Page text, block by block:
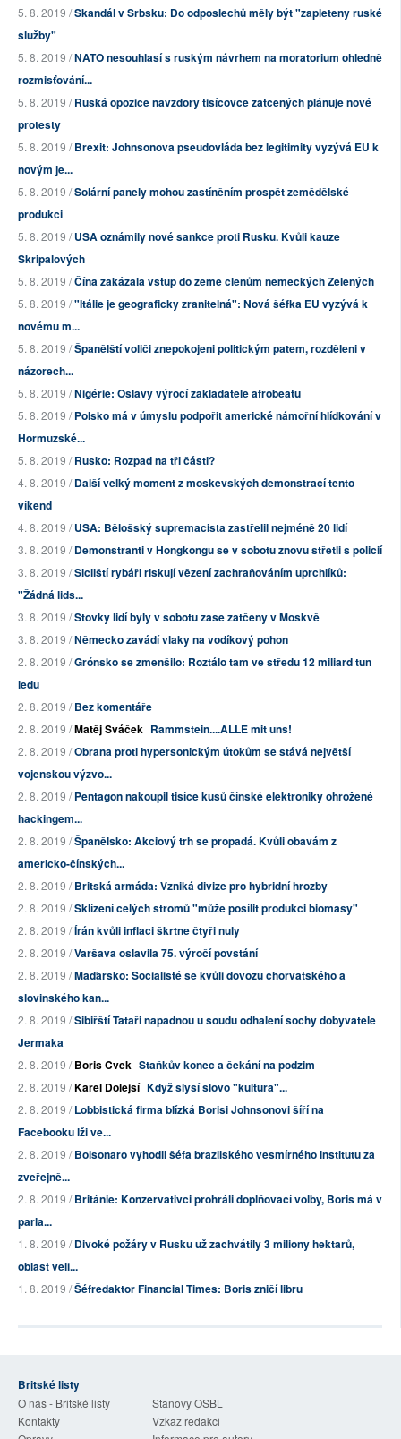
5. 8. 2019 /Skandál v Srbsku: Do odposlechů měly být "zapleteny ruské
služby"
5. 8. 2019 /NATO nesouhlasí s ruským návrhem na moratorium ohledně
rozmisťování...
5. 8. 2019 /Ruská opozice navzdory tisícovce zatčených plánuje nové
protesty
5. 8. 2019 /Brexit: Johnsonova pseudovláda bez legitimity vyzývá EU k
novým je...
5. 8. 2019 /Solární panely mohou zastíněním prospět zemědělské
produkci
5. 8. 2019 /USA oznámily nové sankce proti Rusku. Kvůli kauze
Skripalových
5. 8. 2019 /Čína zakázala vstup do země členům německých Zelených
5. 8. 2019 /"Itálie je geograficky zranitelná": Nová šéfka EU vyzývá k
novému m...
5. 8. 2019 /Španělští voliči znepokojeni politickým patem, rozděleni v
názorech...
5. 8. 2019 /Nigérie: Oslavy výročí zakladatele afrobeatu
5. 8. 2019 /Polsko má v úmyslu podpořit americké námořní hlídkování v
Hormuzské...
5. 8. 2019 /Rusko: Rozpad na tři části?
4. 8. 2019 /Další velký moment z moskevských demonstrací tento
víkend
4. 8. 2019 /USA: Bělošský supremacista zastřelil nejméně 20 lidí
3. 8. 2019 /Demonstranti v Hongkongu se v sobotu znovu střetli s policií
3. 8. 2019 /Sicilští rybáři riskují vězení zachraňováním uprchlíků:
"Žádná lids...
3. 8. 2019 /Stovky lidí byly v sobotu zase zatčeny v Moskvě
3. 8. 2019 /Německo zavádí vlaky na vodíkový pohon
2. 8. 2019 /Grónsko se zmenšilo: Roztálo tam ve středu 12 miliard tun
ledu
2. 8. 2019 /Bez komentáře
2. 8. 2019 /Matěj Sváček Rammstein....ALLE mit uns!
2. 8. 2019 /Obrana proti hypersonickým útokům se stává největší
vojenskou výzvo...
2. 8. 2019 /Pentagon nakoupil tisíce kusů čínské elektroniky ohrožené
hackingem...
2. 8. 2019 /Španělsko: Akciový trh se propadá. Kvůli obavám z
americko-čínských...
2. 8. 2019 /Britská armáda: Vzniká divize pro hybridní hrozby
2. 8. 2019 /Sklízení celých stromů "může posílit produkci biomasy"
2. 8. 2019 /Írán kvůli inflaci škrtne čtyři nuly
2. 8. 2019 /Varšava oslavila 75. výročí povstání
2. 8. 2019 /Maďarsko: Socialisté se kvůli dovozu chorvatského a
slovinského kan...
2. 8. 2019 /Sibiřští Tataři napadnou u soudu odhalení sochy dobyvatele
Jermaka
2. 8. 2019 /Boris Cvek Staňkův konec a čekání na podzim
2. 8. 2019 /Karel Dolejší Když slyší slovo "kultura"...
2. 8. 2019 /Lobbistická firma blízká Borisi Johnsonovi šíří na
Facebooku lži ve...
2. 8. 2019 /Bolsonaro vyhodil šéfa brazilského vesmírného institutu za
zveřejně...
2. 8. 2019 /Británie: Konzervativci prohráli doplňovací volby, Boris má v
parla...
1. 8. 2019 /Divoké požáry v Rusku už zachvátily 3 miliony hektarů,
oblast veli...
1. 8. 2019 /Šéfredaktor Financial Times: Boris zničí libru
Britské listy
O nás - Britské listy
Stanovy OSBL
Kontakty
Vzkaz redakci